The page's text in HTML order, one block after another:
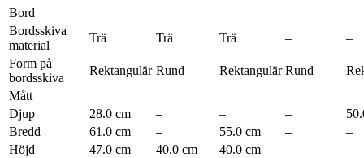
Bord
Bordsskiva
material
Trä Trä Trä –
–
Form på
bordsskiva
Rektangulär Rund Rektangulär Rund
Mått
Djup
28.0 cm – – –
Bredd
61.0 cm – 55.0 cm –
–
Höjd
47.0 cm 40.0 cm 40.0 cm –
–